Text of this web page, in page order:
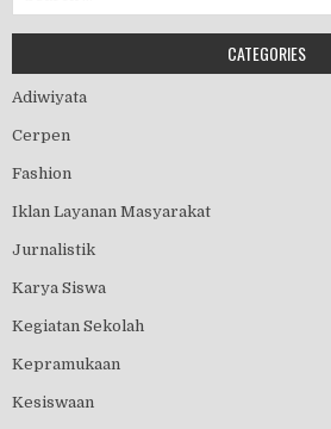
CATEGORIES
Adiwiyata
Cerpen
Fashion
Iklan Layanan Masyarakat
Jurnalistik
Karya Siswa
Kegiatan Sekolah
Kepramukaan
Kesiswaan